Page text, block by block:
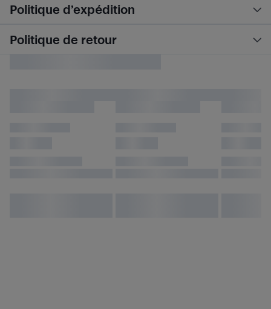
Politique d’expédition
Politique de retour